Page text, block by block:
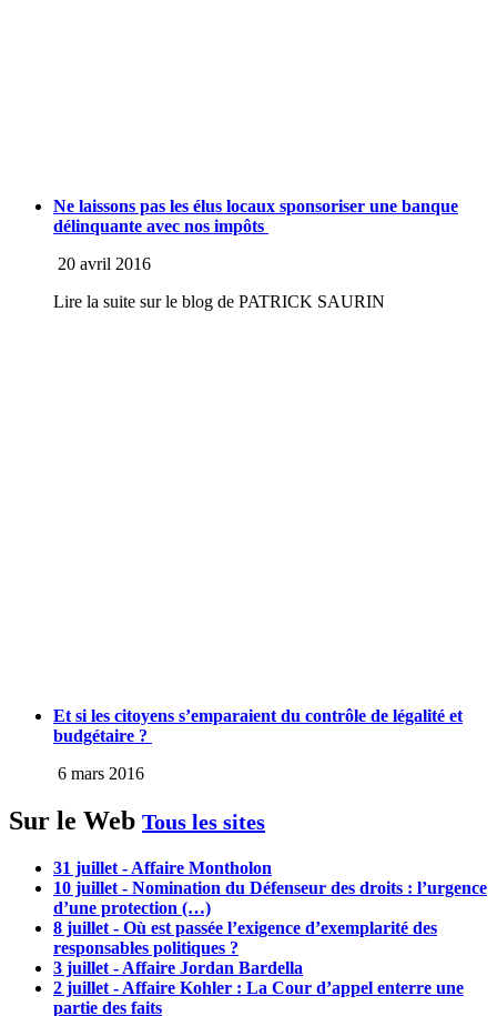
Ne laissons pas les élus locaux sponsoriser une banque
délinquante avec nos impôts
20 avril 2016
Lire la suite sur le blog de PATRICK SAURIN
Et si les citoyens s’emparaient du contrôle de légalité et
budgétaire ?
6 mars 2016
Sur le Web Tous les sites
31 juillet - Affaire Montholon
10 juillet - Nomination du Défenseur des droits : l’urgence
d’une protection (…)
8 juillet - Où est passée l’exigence d’exemplarité des
responsables politiques ?
3 juillet - Affaire Jordan Bardella
2 juillet - Affaire Kohler : La Cour d’appel enterre une
partie des faits